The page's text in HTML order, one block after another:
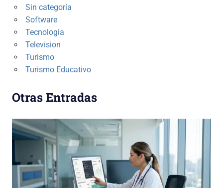
Sin categoría
Software
Tecnologia
Television
Turismo
Turismo Educativo
Otras Entradas